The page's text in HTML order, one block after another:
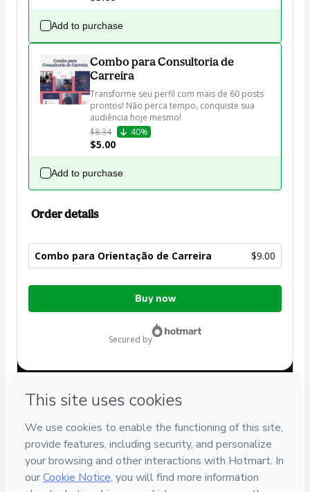
Add to purchase
Combo para Consultoria de
Carreira
Transforme seu perfil com mais de 60 posts
prontos! Não perca tempo, conquiste sua
audiência hoje mesmo!
$8.34
40%
$5.00
Add to purchase
Order details
Combo para Orientação de Carreira $9.00
Total
Buy now
secured by
If you need to submit a request to our support team, please
provide the code below:
CKTID-H95206908R1-1786076520915-5865
Was your information autofill in? Click here to learn more